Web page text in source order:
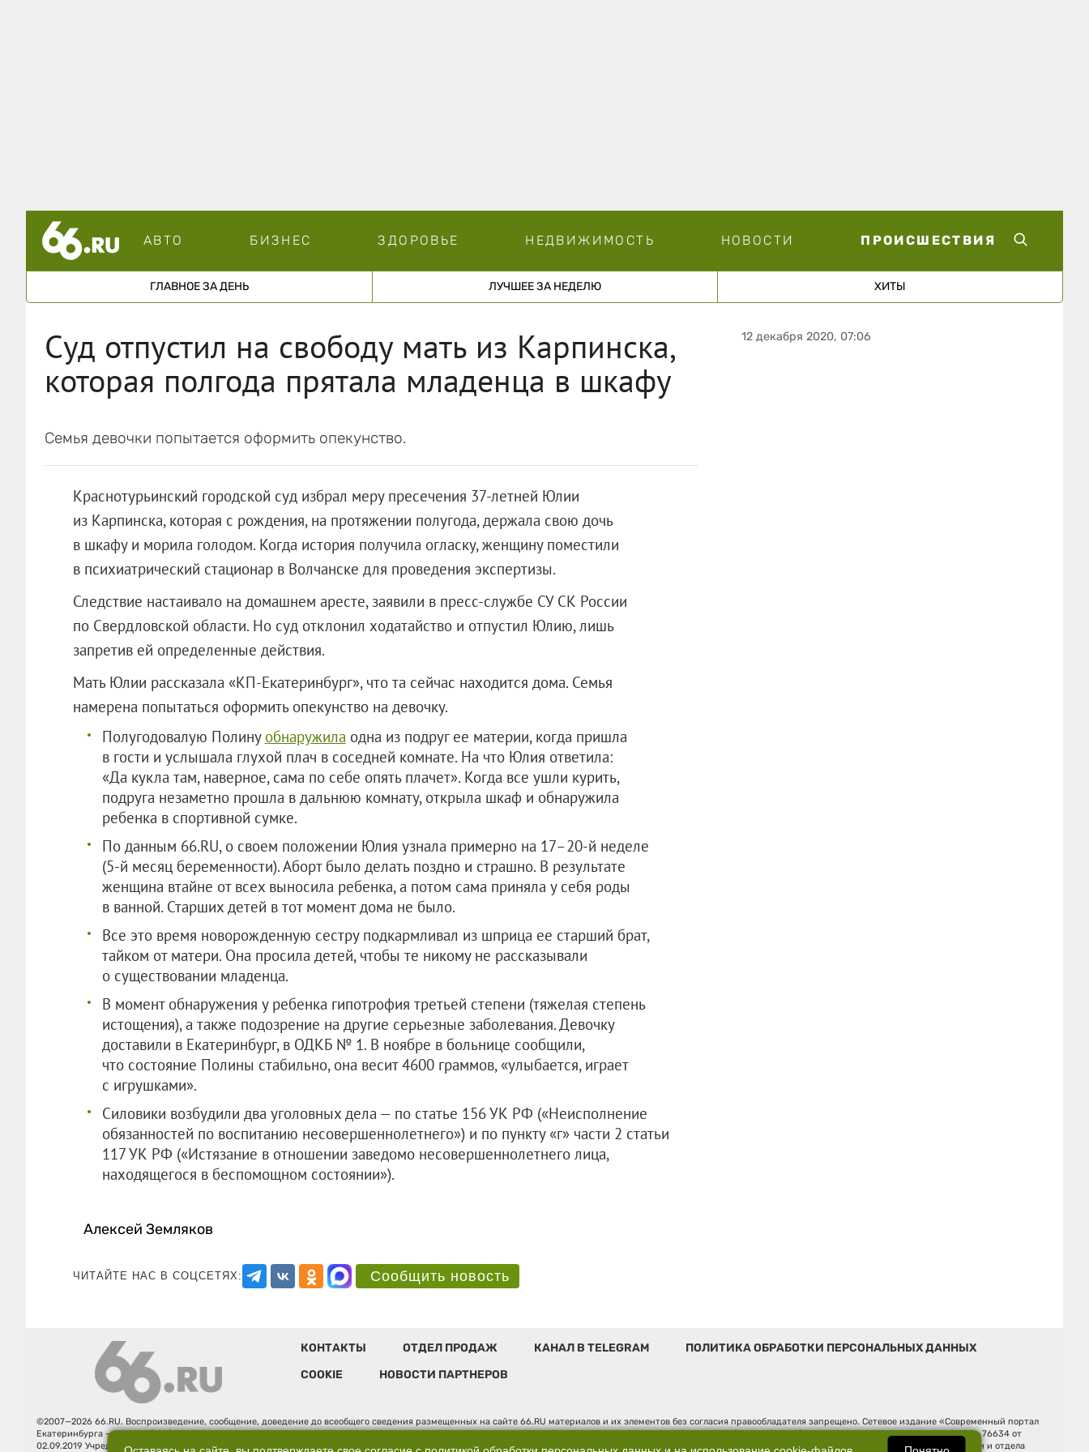
АВТО БИЗНЕС ЗДОРОВЬЕ НЕДВИЖИМОСТЬ НОВОСТИ ПРОИСШЕСТВИЯ
ГЛАВНОЕ ЗА ДЕНЬ ЛУЧШЕЕ ЗА НЕДЕЛЮ ХИТЫ
Суд отпустил на свободу мать из Карпинска,
которая полгода прятала младенца в шкафу
Семья девочки попытается оформить опекунство.
Краснотурьинский городской суд избрал меру пресечения 37-летней Юлии
из Карпинска, которая с рождения, на протяжении полугода, держала свою дочь
в шкафу и морила голодом. Когда история получила огласку, женщину поместили
в психиатрический стационар в Волчанске для проведения экспертизы.
Следствие настаивало на домашнем аресте, заявили в пресс-службе СУ СК России
по Свердловской области. Но суд отклонил ходатайство и отпустил Юлию, лишь
запретив ей определенные действия.
Мать Юлии рассказала «КП-Екатеринбург», что та сейчас находится дома. Семья
намерена попытаться оформить опекунство на девочку.
Полугодовалую Полину обнаружила одна из подруг ее материи, когда пришла
в гости и услышала глухой плач в соседней комнате. На что Юлия ответила:
«Да кукла там, наверное, сама по себе опять плачет». Когда все ушли курить,
подруга незаметно прошла в дальнюю комнату, открыла шкаф и обнаружила
ребенка в спортивной сумке.
По данным 66.RU, о своем положении Юлия узнала примерно на 17–20-й неделе
(5-й месяц беременности). Аборт было делать поздно и страшно. В результате
женщина втайне от всех выносила ребенка, а потом сама приняла у себя роды
в ванной. Старших детей в тот момент дома не было.
Все это время новорожденную сестру подкармливал из шприца ее старший брат,
тайком от матери. Она просила детей, чтобы те никому не рассказывали
о существовании младенца.
В момент обнаружения у ребенка гипотрофия третьей степени (тяжелая степень
истощения), а также подозрение на другие серьезные заболевания. Девочку
доставили в Екатеринбург, в ОДКБ № 1. В ноябре в больнице сообщили,
что состояние Полины стабильно, она весит 4600 граммов, «улыбается, играет
с игрушками».
Силовики возбудили два уголовных дела — по статье 156 УК РФ («Неисполнение
обязанностей по воспитанию несовершеннолетнего») и по пункту «г» части 2 статьи
117 УК РФ («Истязание в отношении заведомо несовершеннолетнего лица,
находящегося в беспомощном состоянии»).
Алексей Земляков
ЧИТАЙТЕ НАС В СОЦСЕТЯХ: Сообщить новость
12 декабря 2020, 07:06
КОНТАКТЫ ОТДЕЛ ПРОДАЖ КАНАЛ В TELEGRAM
ПОЛИТИКА ОБРАБОТКИ ПЕРСОНАЛЬНЫХ ДАННЫХ
COOKIE
НОВОСТИ ПАРТНЕРОВ
©2007—2026 66.RU. Воспроизведение, сообщение, доведение до всеобщего сведения размещенных на сайте 66.RU материалов и их элементов без согласия правообладателя запрещено. Сетевое издание «Современный портал
Екатеринбурга — «66.ru» (18+) зарегистрировано Федеральной службой по надзору в сфере связи, информационных технологий и массовых коммуникаций (Роскомнадзор). Регистрационный номер ЭЛ № ФС 77 - 76634 от
02.09.2019 Учредитель: Общество с ограниченной ответственностью "66.ру". Юридический адрес: 620014, Свердловская обл., г. Екатеринбург, ул. Бориса Ельцина, строение 3, оф. 7015 Фактический адрес редакции и отдела